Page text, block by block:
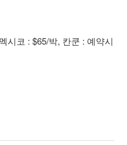
시코 : $65/박, 칸쿤 : 예약시